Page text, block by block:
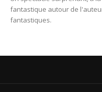
fantastique autour de
fantastiques.